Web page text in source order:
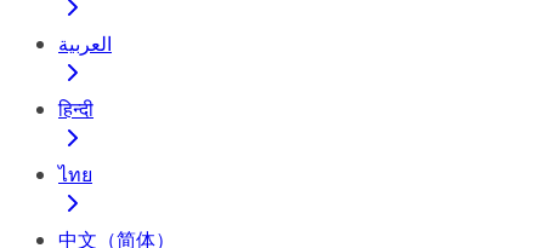
العربية
हिन्दी
ไทย
中文（简体）